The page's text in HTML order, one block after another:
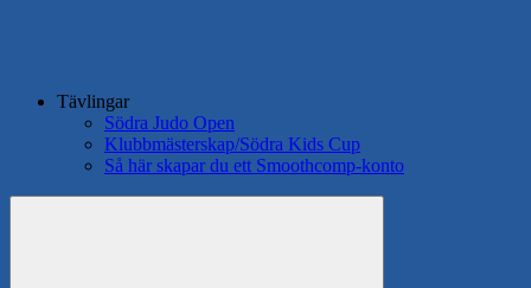
Tävlingar
Södra Judo Open
Klubbmästerskap/Södra Kids Cup
Så här skapar du ett Smoothcomp-konto